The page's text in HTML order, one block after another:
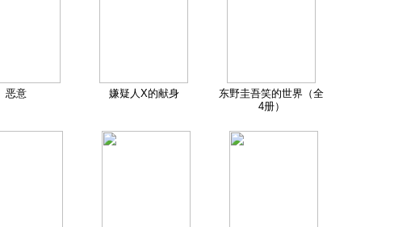
恶意 嫌疑人X的献身
东野圭吾笑的世界（全
4册）